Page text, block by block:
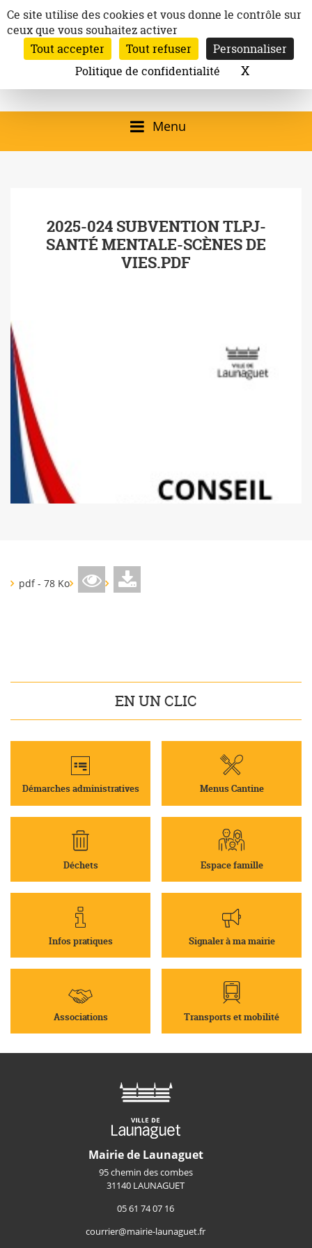
au
contenu
Ville de
Launaguet
Site officiel de la
Mairie de
Launaguet (31140)
qui présente la ville,
programmation
culturelle, la vie
Inscription à la newsletter
Email:
Rechercher
Menu
2025-024 SUBVENTION TLPJ-
SANTÉ MENTALE-SCÈNES DE
VIES.PDF
pdf - 78 Ko
EN UN CLIC
Démarches administratives Menus Cantine
Déchets Espace famille
Infos pratiques Signaler à ma mairie
Associations Transports et mobilité
Mairie de Launaguet
95 chemin des combes
31140 LAUNAGUET
05 61 74 07 16
courrier@mairie-launaguet.fr
Panneau de gestion des cookies
Ce site utilise des cookies et vous donne le contrôle sur
ceux que vous souhaitez activer
Tout accepter
Tout refuser
Personnaliser
Politique de confidentialité
XMasquer